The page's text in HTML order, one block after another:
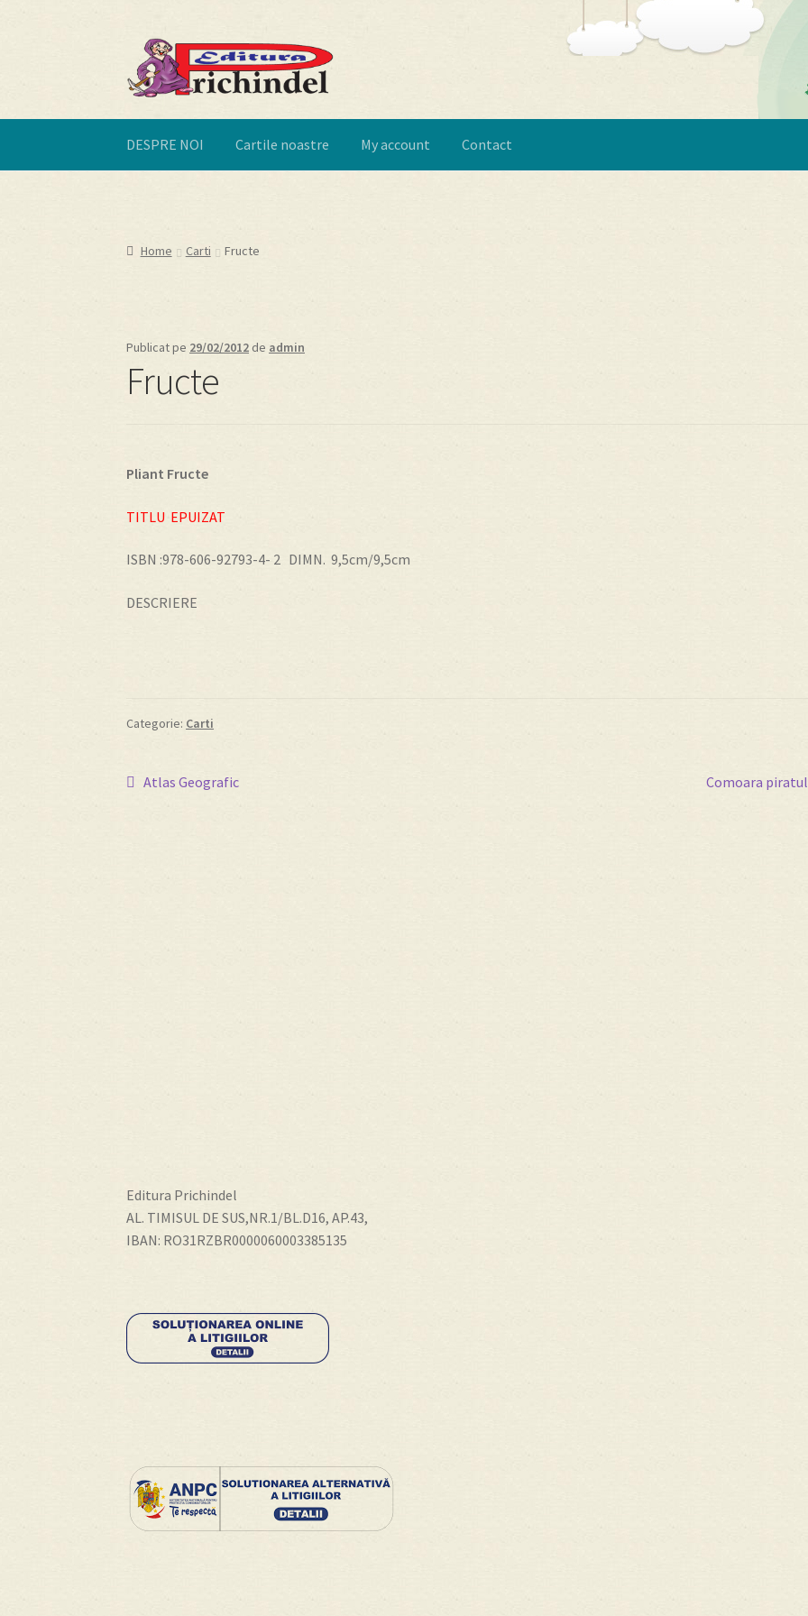
Sari
la
navigare
Sari
la
conținut
DESPRE NOI Cartile noastre My account Contact
Home Carti Fructe
Publicat pe 29/02/2012de admin
Fructe
Pliant Fructe
TITLU EPUIZAT
ISBN :978-606-92793-4- 2 DIMN. 9,5cm/9,5cm
DESCRIERE
Categorie: Carti
Navigare
Articolul
Atlas Geografic
Articolul
Comoara
Editura Prichindel
AL. TIMISUL DE SUS,NR.1/BL.D16, AP.43,
IBAN: RO31RZBR0000060003385135